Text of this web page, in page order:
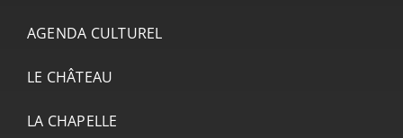
AGENDA CULTUREL
LE CHÂTEAU
LA CHAPELLE